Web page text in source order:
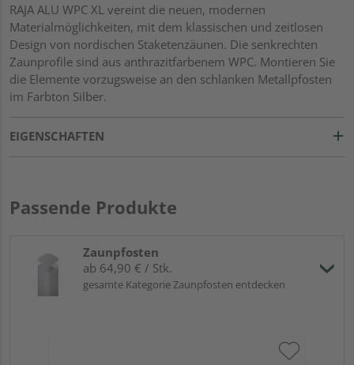
RAJA ALU WPC XL vereint die neuen, modernen
Materialmöglichkeiten, mit dem klassischen und zeitlosen
Design von nordischen Staketenzäunen. Die senkrechten
Zaunprofile sind aus anthrazitfarbenem WPC. Montieren Sie
die Elemente vorzugsweise an den schlanken Metallpfosten
im Farbton Silber.
EIGENSCHAFTEN
Passende Produkte
Zaunpfosten
ab 64,90 € / Stk.
gesamte Kategorie Zaunpfosten entdecken